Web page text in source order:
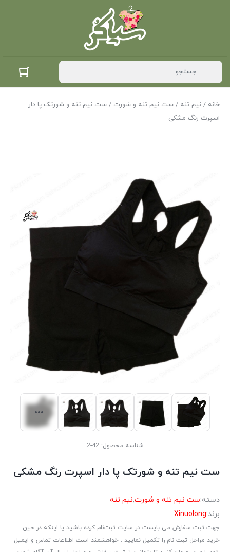
خانه / نیم تنه / ست نیم تنه و شورت / ست نیم تنه و شورتک پا دار
اسپرت رنگ مشکی
شناسه محصول:42-2
ست نیم تنه و شورتک پا دار اسپرت رنگ مشکی
دسته:ست نیم تنه و شورت,نیم تنه
برند:Xinuolong
جهت ثبت سفارش می بایست در سایت ثبت‌نام کرده باشید یا اینکه در حین
خرید مراحل ثبت نام را تکمیل نمایید . خواهشمند است اطلاعات تماس و ایمیل